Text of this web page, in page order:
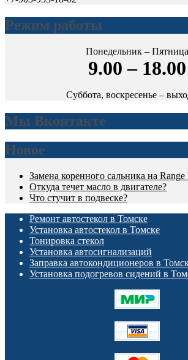
Режим работы
Понедельник – Пятница
9.00 – 18.00
Суббота, воскресенье –
Мы Вконтакте
Новое
Замена коренного сальника на Range
Откуда течет масло в двигателе?
Что стучит в подвеске?
Ремонт автостекол в Томске
Установка автостекол в Томске
Тонировка стекол
Установка автосигнализаций
Заправка автокондиционеров в
Установка подогревов сидений в